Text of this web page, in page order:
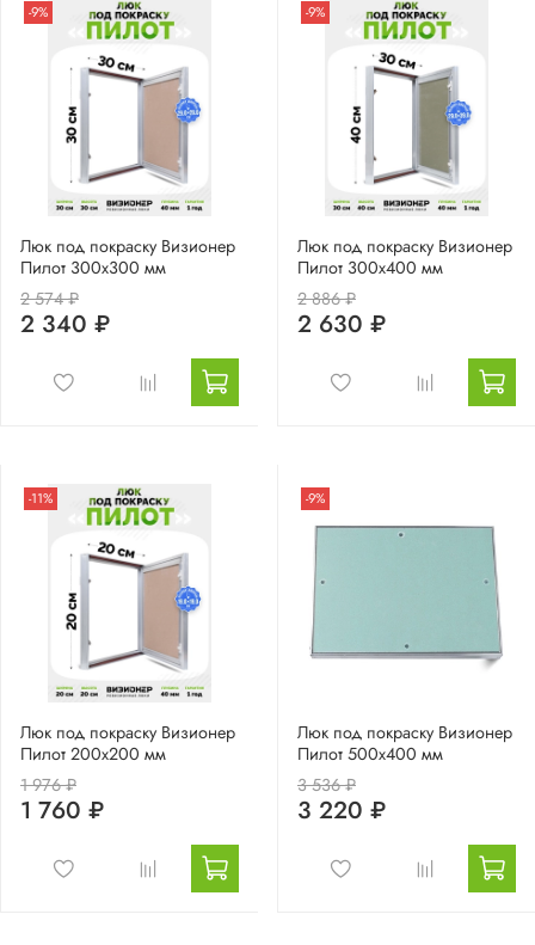
-9%
Люк под покраску Визионер
Пилот 300х300 мм
2 574 ₽
2 340 ₽
-9%
Люк под покраску Визионер
Пилот 300х400 мм
2 886 ₽
2 630 ₽
-11%
Люк под покраску Визионер
Пилот 200х200 мм
1 976 ₽
1 760 ₽
-9%
Люк под покраску Визионер
Пилот 500х400 мм
3 536 ₽
3 220 ₽